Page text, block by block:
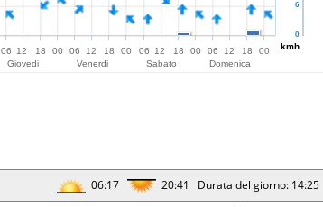
kmh
06
12
Giovedi
18 00 06
12
Venerdi
18 00 06
12
Sabato
18 00 06
12
Domenica
18 00
0
6
06:17 20:41 Durata del giorno: 14:25